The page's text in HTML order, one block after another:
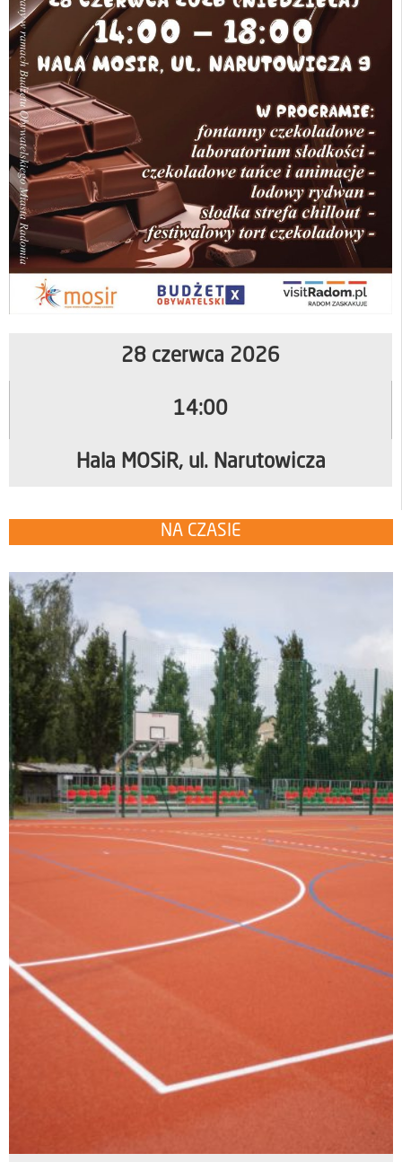
28 czerwca 2026
14:00
Hala MOSiR, ul. Narutowicza
NA CZASIE